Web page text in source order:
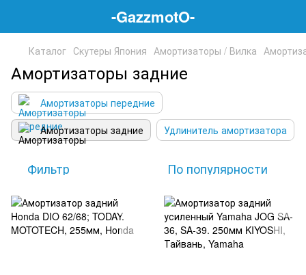
-GazzmotO-
Каталог Скутеры Япония Амортизаторы / Вилка
Амортизаторы задние
Амортизаторы передние
Амортизаторы задние
Удлинитель амортизатора
Фильтр По популярности